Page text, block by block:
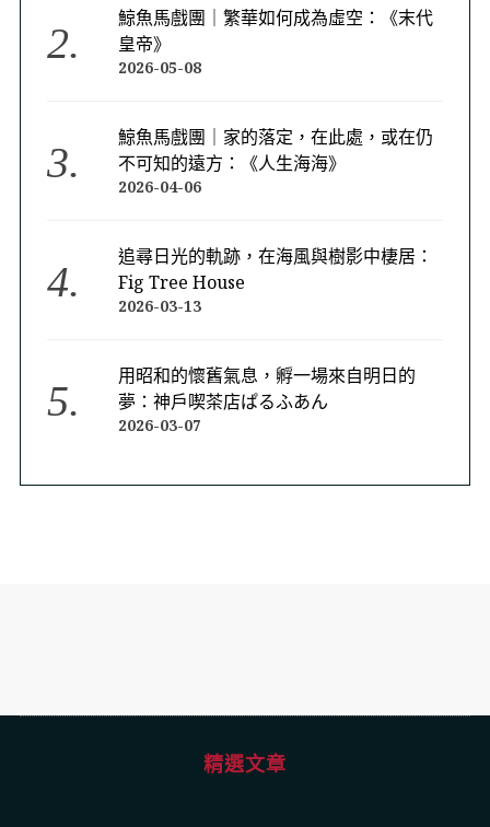
鯨魚馬戲團｜繁華如何成為虛空：《末代
皇帝》
2026-05-08
鯨魚馬戲團｜家的落定，在此處，或在仍
不可知的遠方：《人生海海》
2026-04-06
追尋日光的軌跡，在海風與樹影中棲居：
Fig Tree House
2026-03-13
用昭和的懷舊氣息，孵一場來自明日的
夢：神戶喫茶店ぱるふあん
2026-03-07
精選文章